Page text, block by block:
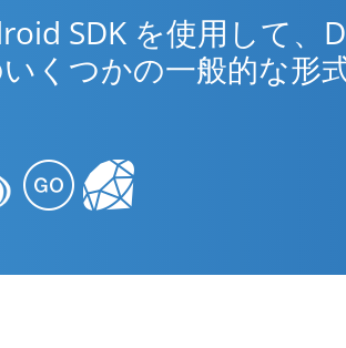
SDK を使用して、
くつかの一般的な形